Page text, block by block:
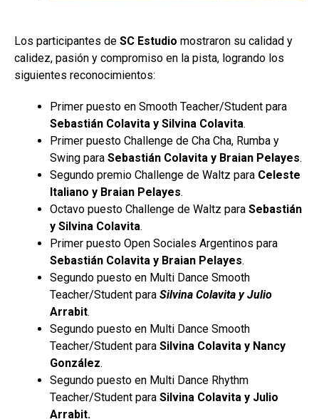
Los participantes de SC Estudio mostraron su calidad y
calidez, pasión y compromiso en la pista, logrando los
siguientes reconocimientos:
Primer puesto en Smooth Teacher/Student para
Sebastián Colavita y Silvina Colavita.
Primer puesto Challenge de Cha Cha, Rumba y
Swing para Sebastián Colavita y Braian Pelayes.
Segundo premio Challenge de Waltz para Celeste
Italiano y Braian Pelayes.
Octavo puesto Challenge de Waltz para Sebastián
y Silvina Colavita.
Primer puesto Open Sociales Argentinos para
Sebastián Colavita y Braian Pelayes.
Segundo puesto en Multi Dance Smooth
Teacher/Student para Silvina Colavita y Julio
Arrabit.
Segundo puesto en Multi Dance Smooth
Teacher/Student para Silvina Colavita y Nancy
González.
Segundo puesto en Multi Dance Rhythm
Teacher/Student para Silvina Colavita y Julio
Arrabit.